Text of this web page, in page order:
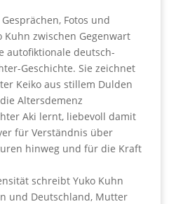
Fotos und
Kuhn zwischen Gegenwart
autofiktionale deutsch-
Geschichte. Sie zeichnet
Keiko aus stillem Dulden
Altersdemenz
Aki lernt, liebevoll damit
für Verständnis über
hinweg und für die Kraft
schreibt Yuko Kuhn
und Deutschland, Mutter